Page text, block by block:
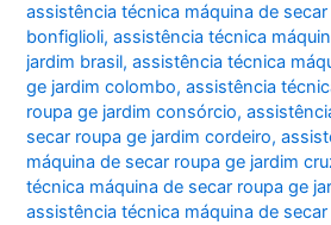
assistência técnica máquina de
bonfiglioli,assistência técnica
jardim brasil,assistência técnica
ge jardim colombo,assistência
roupa ge jardim consórcio,
secar roupa ge jardim cordeiro,
máquina de secar roupa ge jardim
técnica máquina de secar roupa ge
assistência técnica máquina de